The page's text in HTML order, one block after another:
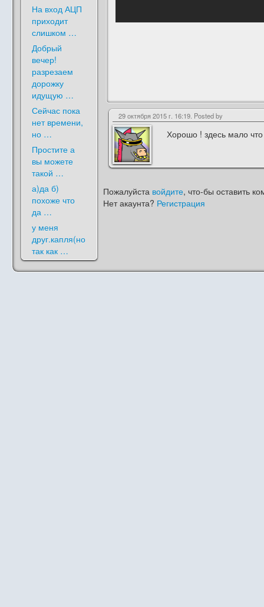
На вход АЦП
приходит
слишком …
Добрый
вечер!
разрезаем
дорожку
идущую …
Сейчас пока
нет времени,
но …
Простите а
вы можете
такой …
а)да б)
похоже что
да …
у меня
друг.капля(но
так как …
29 октября 2015 г. 16:19. Posted by
Хорошо ! здесь мало
Пожалуйста войдите, что-бы оставить
Нет акаунта? Регистрация